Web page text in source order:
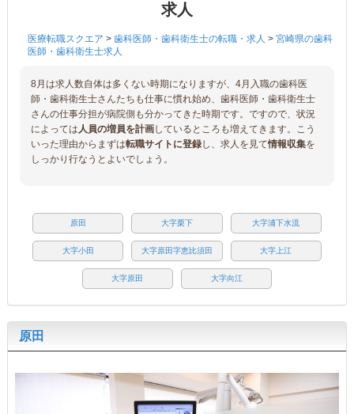
求人
医療転職スクエア > 歯科医師・歯科衛生士の転職・求人 > 宮崎県の歯科
医師・歯科衛生士求人
8月は求人数自体は多くない時期になりますが、4月入職の歯科医
師・歯科衛生士さんたちも仕事に慣れ始め、歯科医師・歯科衛生士
さんの仕事分担が病院側も分かってきた時期です。ですので、状況
によっては人員の増員を計画しているところも増えてきます。こう
いった理由からまずは転職サイトに登録し、求人を見て情報収集を
しっかり行なうとよいでしょう。
原田 大字栗下 大字浦下水流
大字小田 大字原田字恵比須田 大字上江
大字原田 大字向江
原田